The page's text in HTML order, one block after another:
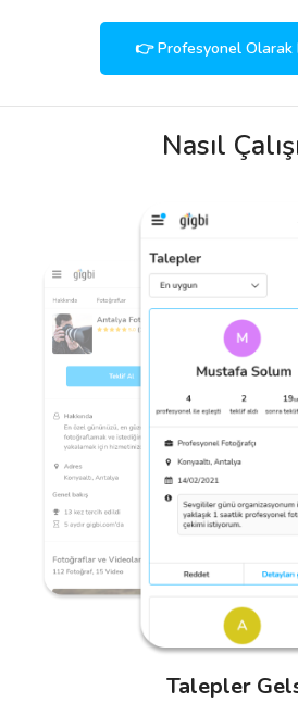
👉 Profesyonel Olarak
Nasıl
Fotoğrafların, videoların ve
aldığın referans yorumları
içeren etkili bir profil oluştur.Talepler